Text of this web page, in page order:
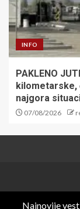
INFO
PAKLENO
kilometarske,
najgora
07/08/2026
Najnovije